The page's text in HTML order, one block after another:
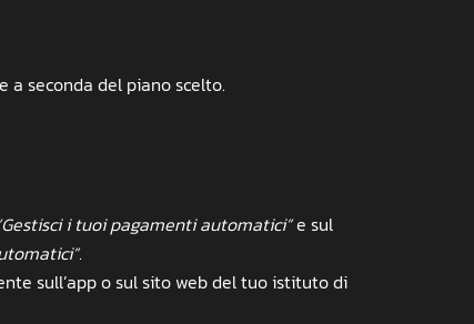
seconda del piano scelto.
i tuoi pagamenti automatici”e sul
sull’app o sul sito web del tuo istituto di